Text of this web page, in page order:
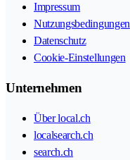
Impressum
Nutzungsbedingungen
Datenschutz
Cookie-Einstellungen
Unternehmen
Über local.ch
localsearch.ch
search.ch